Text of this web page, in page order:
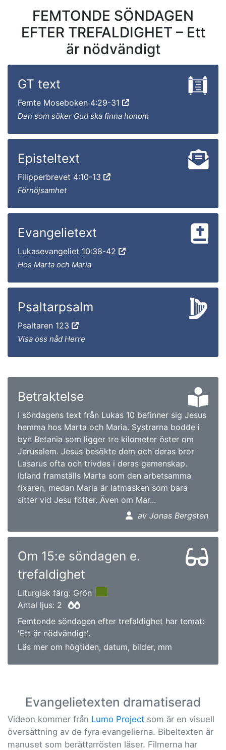
FEMTONDE SÖNDAGEN
EFTER TREFALDIGHET – Ett
är nödvändigt
GT text
Femte Moseboken 4:29-31
Den som söker Gud ska finna honom
Episteltext
Filipperbrevet 4:10-13
Förnöjsamhet
Evangelietext
Lukasevangeliet 10:38-42
Hos Marta och Maria
Psaltarpsalm
Psaltaren 123
Visa oss nåd Herre
Betraktelse
I söndagens text från Lukas 10 befinner sig Jesus
hemma hos Marta och Maria. Systrarna bodde i
byn Betania som ligger tre kilometer öster om
Jerusalem. Jesus besökte dem och deras bror
Lasarus ofta och trivdes i deras gemenskap.
Ibland framställs Marta som den arbetsamma
fixaren, medan Maria är latmasken som bara
sitter vid Jesu fötter. Även om Mar...
av Jonas Bergsten
Om 15:e söndagen e.
trefaldighet
Liturgisk färg: Grön
Antal ljus: 2
Femtonde söndagen efter trefaldighet har temat:
'Ett är nödvändigt'.
Läs mer om högtiden, datum, bilder, mm
Evangelietexten dramatiserad
Videon kommer från Lumo Project som är en visuell
översättning av de fyra evangelierna. Bibeltexten är
manuset som berättarrösten läser. Filmerna har